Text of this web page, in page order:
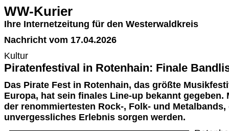
WW-Kurier
Ihre Internetzeitung für den Westerwaldkreis
Nachricht vom 17.04.2026
Kultur
Piratenfestival in Rotenhain: Finale
Das Pirate Fest in Rotenhain, das größte
Europa, hat sein finales Line-up bekannt gegeben.
der renommiertesten Rock-, Folk- und
unvergessliches Erlebnis sorgen werden.